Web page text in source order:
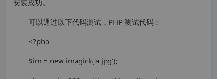
安装成功。
可以通过以下代码测试，PHP 测试代码：
<?php
$im = new imagick('a.jpg');